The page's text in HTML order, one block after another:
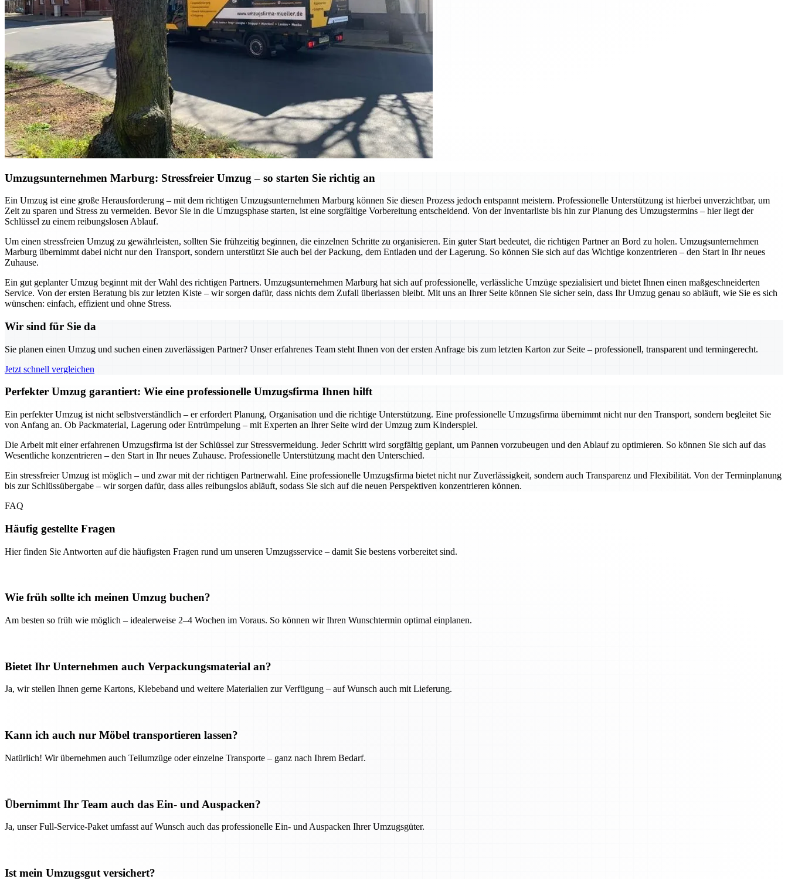
Umzugsunternehmen Marburg: Stressfreier Umzug – so starten Sie richtig an
Ein Umzug ist eine große Herausforderung – mit dem richtigen Umzugsunternehmen Marburg können Sie diesen Prozess jedoch entspannt meistern. Professionelle Unterstützung ist hierbei unverzichtbar, um
Zeit zu sparen und Stress zu vermeiden. Bevor Sie in die Umzugsphase starten, ist eine sorgfältige Vorbereitung entscheidend. Von der Inventarliste bis hin zur Planung des Umzugstermins – hier liegt der
Schlüssel zu einem reibungslosen Ablauf.
Um einen stressfreien Umzug zu gewährleisten, sollten Sie frühzeitig beginnen, die einzelnen Schritte zu organisieren. Ein guter Start bedeutet, die richtigen Partner an Bord zu holen. Umzugsunternehmen
Marburg übernimmt dabei nicht nur den Transport, sondern unterstützt Sie auch bei der Packung, dem Entladen und der Lagerung. So können Sie sich auf das Wichtige konzentrieren – den Start in Ihr neues
Zuhause.
Ein gut geplanter Umzug beginnt mit der Wahl des richtigen Partners. Umzugsunternehmen Marburg hat sich auf professionelle, verlässliche Umzüge spezialisiert und bietet Ihnen einen maßgeschneiderten
Service. Von der ersten Beratung bis zur letzten Kiste – wir sorgen dafür, dass nichts dem Zufall überlassen bleibt. Mit uns an Ihrer Seite können Sie sicher sein, dass Ihr Umzug genau so abläuft, wie Sie es sich
wünschen: einfach, effizient und ohne Stress.
Wir sind für Sie da
Sie planen einen Umzug und suchen einen zuverlässigen Partner? Unser erfahrenes Team steht Ihnen von der ersten Anfrage bis zum letzten Karton zur Seite – professionell, transparent und termingerecht.
Jetzt schnell vergleichen
Perfekter Umzug garantiert: Wie eine professionelle Umzugsfirma Ihnen hilft
Ein perfekter Umzug ist nicht selbstverständlich – er erfordert Planung, Organisation und die richtige Unterstützung. Eine professionelle Umzugsfirma übernimmt nicht nur den Transport, sondern begleitet Sie
von Anfang an. Ob Packmaterial, Lagerung oder Entrümpelung – mit Experten an Ihrer Seite wird der Umzug zum Kinderspiel.
Die Arbeit mit einer erfahrenen Umzugsfirma ist der Schlüssel zur Stressvermeidung. Jeder Schritt wird sorgfältig geplant, um Pannen vorzubeugen und den Ablauf zu optimieren. So können Sie sich auf das
Wesentliche konzentrieren – den Start in Ihr neues Zuhause. Professionelle Unterstützung macht den Unterschied.
Ein stressfreier Umzug ist möglich – und zwar mit der richtigen Partnerwahl. Eine professionelle Umzugsfirma bietet nicht nur Zuverlässigkeit, sondern auch Transparenz und Flexibilität. Von der Terminplanung
bis zur Schlüssübergabe – wir sorgen dafür, dass alles reibungslos abläuft, sodass Sie sich auf die neuen Perspektiven konzentrieren können.
FAQ
Häufig gestellte Fragen
Hier finden Sie Antworten auf die häufigsten Fragen rund um unseren Umzugsservice – damit Sie bestens vorbereitet sind.
Wie früh sollte ich meinen Umzug buchen?
Am besten so früh wie möglich – idealerweise 2–4 Wochen im Voraus. So können wir Ihren Wunschtermin optimal einplanen.
Bietet Ihr Unternehmen auch Verpackungsmaterial an?
Ja, wir stellen Ihnen gerne Kartons, Klebeband und weitere Materialien zur Verfügung – auf Wunsch auch mit Lieferung.
Kann ich auch nur Möbel transportieren lassen?
Natürlich! Wir übernehmen auch Teilumzüge oder einzelne Transporte – ganz nach Ihrem Bedarf.
Übernimmt Ihr Team auch das Ein- und Auspacken?
Ja, unser Full-Service-Paket umfasst auf Wunsch auch das professionelle Ein- und Auspacken Ihrer Umzugsgüter.
Ist mein Umzugsgut versichert?